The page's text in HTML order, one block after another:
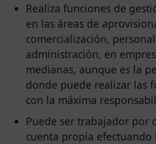
Realiza funciones de
en las áreas de
comercialización,
administración, en
medianas, aunque es la
donde puede realizar las
con la máxima
Puede ser trabajador por
cuenta propia efectuando